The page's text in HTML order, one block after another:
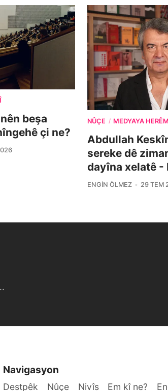
beşa
çi ne?
NÛÇE / MEDYAYA
Abdullah
sereke dê
dayîna xelatê -
ENGIN ÖLMEZ 29 TEM
Navigasyon
Destpêk Nûçe Nivîs Em kî ne?